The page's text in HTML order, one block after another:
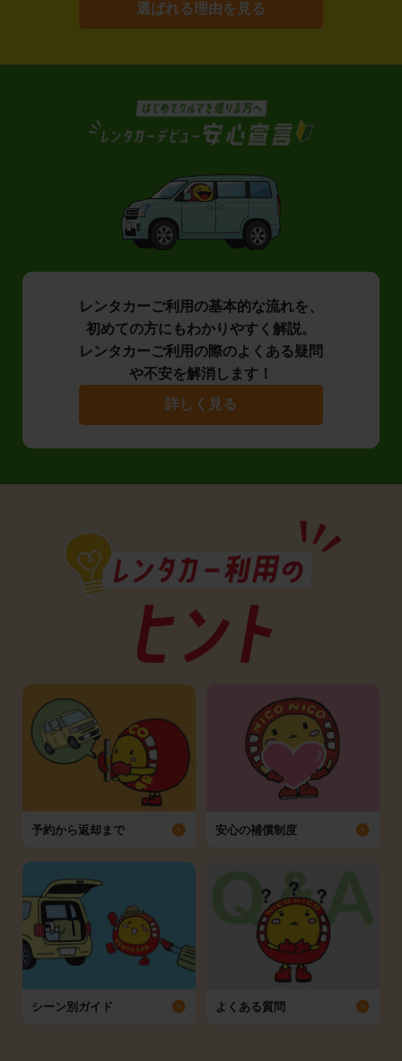
選ばれる理由を見る
レンタカーご利用の基本的な流れを、
初めての方にもわかりやすく解説。
レンタカーご利用の際のよくある疑問
や不安を解消します！
詳しく見る
予約から返却まで 安心の補償制度
シーン別ガイド よくある質問